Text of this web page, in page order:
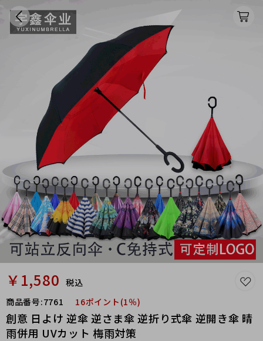
￥1,580 税込
商品番号:7761 16ポイント(1％)
創意 日よけ 逆傘 逆さま傘 逆折り式傘 逆開き傘 晴
雨併用 UVカット 梅雨対策